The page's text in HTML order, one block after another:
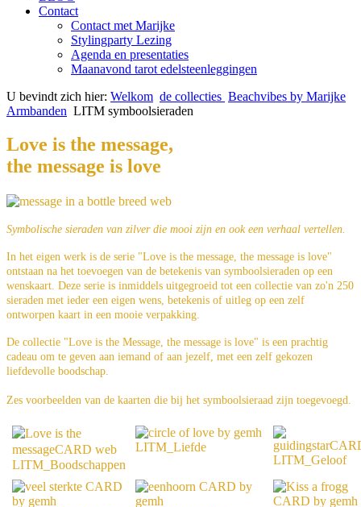
Contact
Contact met Marijke
Stylingparty Lezing
Agenda en presentaties
Maanavond tarot edelsteenleggingen
U bevindt zich hier: Welkom de collecties Beachvibes by Marijke
Armbanden LITM symboolsieraden
Love is the message,
the message is love
Symbolische sieraden van zilver die mooi zijn en ook een verhaal vertellen.
In het eigen werk is de serie "Love is the message, the message is love"
ontstaan na het toevoegen van de betekenis van symboolsieraden op een
wenskaart. Deze serie is inmiddels uitgegroeid tot een collectie van zo'n 250
sieraden met ieder een eigen wens, betekenis of uitleg op een zelf
ontworpen kaart in een mooie verpakking.
De collectie "Love is the Message, the message is love" is een prachtig
cadeau om te geven aan iemand of aan jezelf, met een zelf gekozen
liefdevolle boodschap.
Zes voorbeelden van de kaarten die bij het symboolsieraad zijn toegevoegd.
LITM_Boodschappen
LITM_Liefde
LITM_Geloof